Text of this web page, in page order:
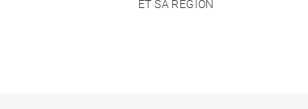
ET SA RÉGION